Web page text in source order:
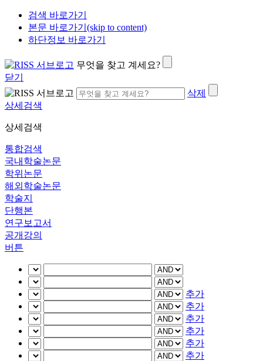
검색 바로가기
본문 바로가기(skip to content)
하단정보 바로가기
무엇을 찾고 계세요?
닫기
삭제
상세검색
상세검색
통합검색
국내학술논문
학위논문
해외학술논문
학술지
단행본
연구보고서
공개강의
버튼
추가
추가
추가
추가
추가
추가